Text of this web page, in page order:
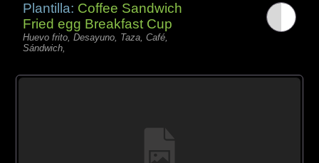
Plantilla: Coffee Sandwich
Fried egg Breakfast Cup
Huevo frito, Desayuno, Taza, Café,
Sándwich,